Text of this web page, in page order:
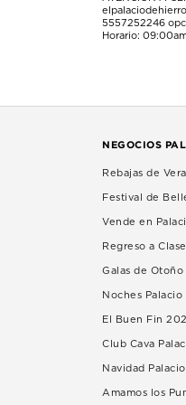
5557252246
Horario:
NEGOCIOS
Rebajas de
Festival de
Vende en
Regreso a
Galas de Otoño
Noches Palacio
El Buen Fin
Club Cava
Navidad Palacio
Amamos los